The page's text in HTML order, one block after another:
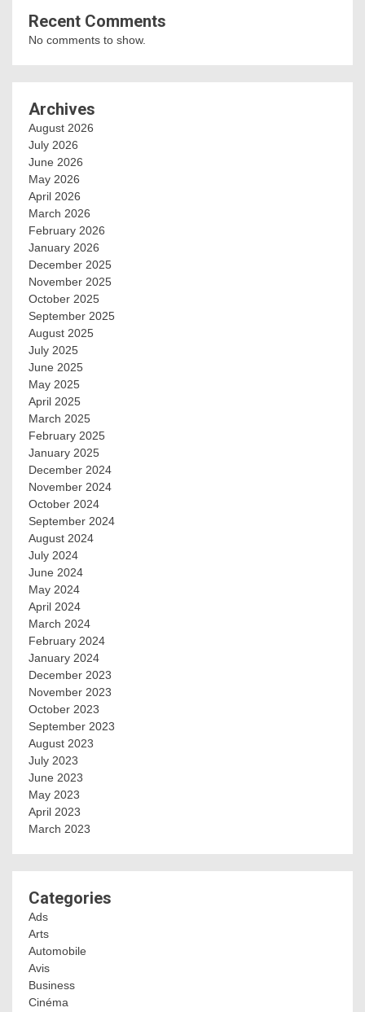
Recent Comments
No comments to show.
Archives
August 2026
July 2026
June 2026
May 2026
April 2026
March 2026
February 2026
January 2026
December 2025
November 2025
October 2025
September 2025
August 2025
July 2025
June 2025
May 2025
April 2025
March 2025
February 2025
January 2025
December 2024
November 2024
October 2024
September 2024
August 2024
July 2024
June 2024
May 2024
April 2024
March 2024
February 2024
January 2024
December 2023
November 2023
October 2023
September 2023
August 2023
July 2023
June 2023
May 2023
April 2023
March 2023
Categories
Ads
Arts
Automobile
Avis
Business
Cinéma